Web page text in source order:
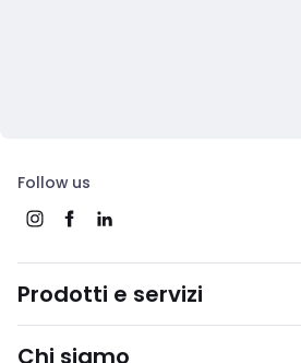
Follow us
Prodotti e servizi
Chi siamo